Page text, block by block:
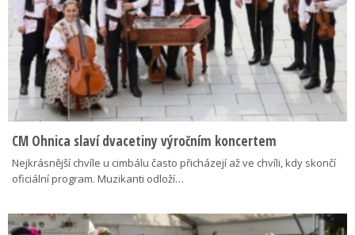
CM Ohnica slaví dvacetiny výročním koncertem
Nejkrásnější chvíle u cimbálu často přicházejí až ve chvíli, kdy skončí
oficiální program. Muzikanti odloží…